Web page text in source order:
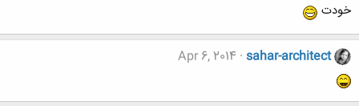
خودت
sahar-architect
Apr 6, 2014